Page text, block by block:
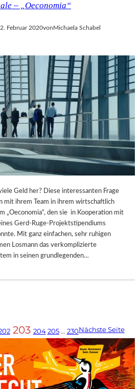
– „Oeconomia“
Februar 2020vonMichaela Schabel
Geld her? Diese interessanten Frage
mit ihrem Team in ihrem wirtschaftlich
„Oeconomia“, den sie in Kooperation mit
Gerd-Ruge-Projektstipendiums
Mit ganz einfachen, sehr ruhigen
Losmann das verkomplizierte
in seinen grundlegenden…
203 204 205 … 230Nächste Seite